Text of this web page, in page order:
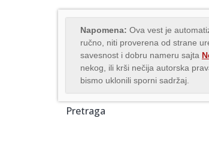
Napomena: Ova vest je
ručno, niti proverena od strane
savesnost i dobru nameru sajta
nekog, ili krši nečija autorska
bismo uklonili sporni sadržaj.
Pretraga